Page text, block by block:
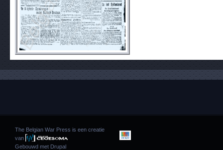
The Belgian War Press is een creatie
van
Gebouwd met Drupal